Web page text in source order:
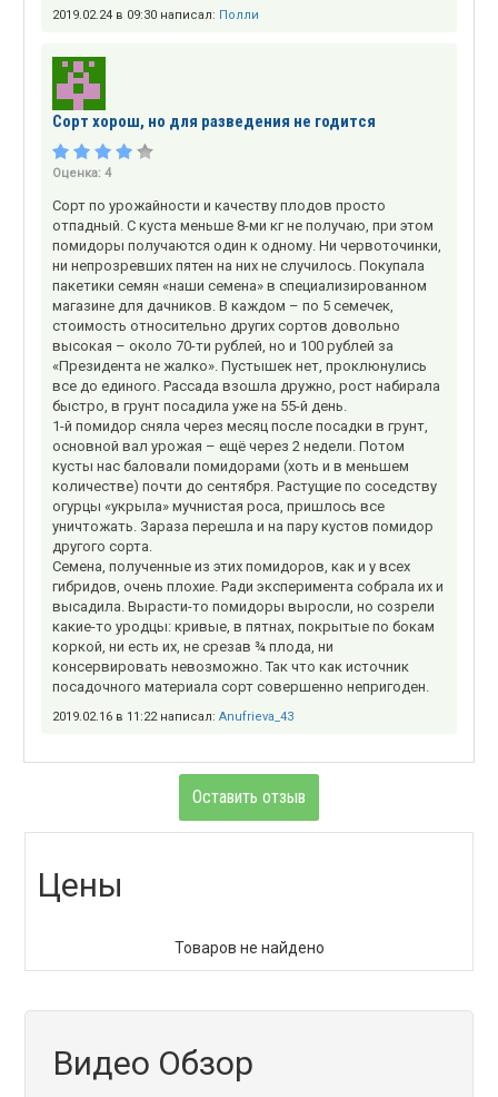
2019.02.24 в 09:30 написал: Полли
Сорт хорош, но для разведения не годится
Оценка: 4
Сорт по урожайности и качеству плодов просто
отпадный. С куста меньше 8-ми кг не получаю, при этом
помидоры получаются один к одному. Ни червоточинки,
ни непрозревших пятен на них не случилось. Покупала
пакетики семян «наши семена» в специализированном
магазине для дачников. В каждом – по 5 семечек,
стоимость относительно других сортов довольно
высокая – около 70-ти рублей, но и 100 рублей за
«Президента не жалко». Пустышек нет, проклюнулись
все до единого. Рассада взошла дружно, рост набирала
быстро, в грунт посадила уже на 55-й день.
1-й помидор сняла через месяц после посадки в грунт,
основной вал урожая – ещё через 2 недели. Потом
кусты нас баловали помидорами (хоть и в меньшем
количестве) почти до сентября. Растущие по соседству
огурцы «укрыла» мучнистая роса, пришлось все
уничтожать. Зараза перешла и на пару кустов помидор
другого сорта.
Семена, полученные из этих помидоров, как и у всех
гибридов, очень плохие. Ради эксперимента собрала их и
высадила. Вырасти-то помидоры выросли, но созрели
какие-то уродцы: кривые, в пятнах, покрытые по бокам
коркой, ни есть их, не срезав ¾ плода, ни
консервировать невозможно. Так что как источник
посадочного материала сорт совершенно непригоден.
2019.02.16 в 11:22 написал: Anufrieva_43
Оставить отзыв
Цены
Товаров не найдено
Видео Обзор